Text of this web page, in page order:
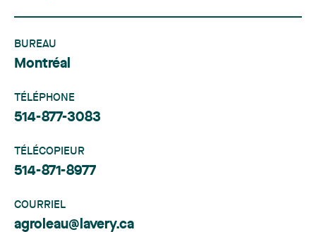
BUREAU
Montréal
TÉLÉPHONE
514-877-3083
TÉLÉCOPIEUR
514-871-8977
COURRIEL
agroleau@lavery.ca